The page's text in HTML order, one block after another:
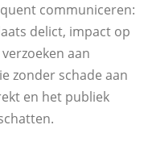
communiceren:
delict, impact op
aan
zonder schade aan
en het publiek